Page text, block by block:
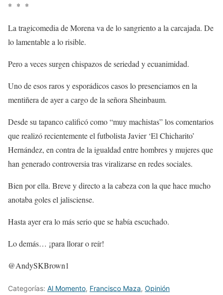
* * *
La tragicomedia de Morena va de lo sangriento a la carcajada. De
lo lamentable a lo risible.
Pero a veces surgen chispazos de seriedad y ecuanimidad.
Uno de esos raros y esporádicos casos lo presenciamos en la
mentiñera de ayer a cargo de la señora Sheinbaum.
Desde su tapanco calificó como “muy machistas” los comentarios
que realizó recientemente el futbolista Javier ‘El Chicharito’
Hernández, en contra de la igualdad entre hombres y mujeres que
han generado controversia tras viralizarse en redes sociales.
Bien por ella. Breve y directo a la cabeza con la que hace mucho
anotaba goles el jalisciense.
Hasta ayer era lo más serio que se había escuchado.
Lo demás… ¡para llorar o reír!
@AndySKBrown1
Categorías: Al Momento, Francisco Maza, Opinión